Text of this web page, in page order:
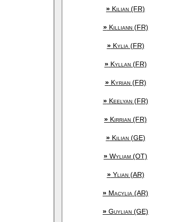
» Kilian (FR)
»Killiann (FR)
»Kylia (FR)
»Kyllan (FR)
»Kyrian (FR)
»Keelyan (FR)
» Kirrian (FR)
»Kilian (GE)
» Wyliam (OT)
»Ylian (AR)
» Macylia (AR)
» Guylian (GE)